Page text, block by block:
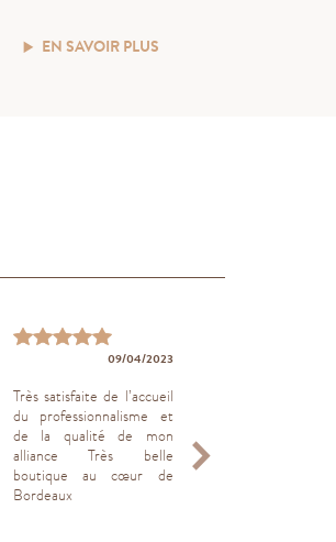
EN SAVOIR PLUS
09/04/2023
Très satisfaite de l’accueil
du professionnalisme et
de la qualité de mon
alliance Très belle
boutique au cœur de
Bordeaux